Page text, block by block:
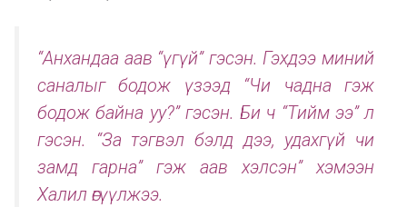
“Анхандаа аав “үгүй” гэсэн. Гэхдээ миний
саналыг бодож үзээд “Чи чадна гэж
бодож байна уу?” гэсэн. Би ч “Тийм ээ” л
гэсэн. “За тэгвэл бэлд дээ, удахгүй чи
замд гарна” гэж аав хэлсэн” хэмээн
Халил өгүүлжээ.